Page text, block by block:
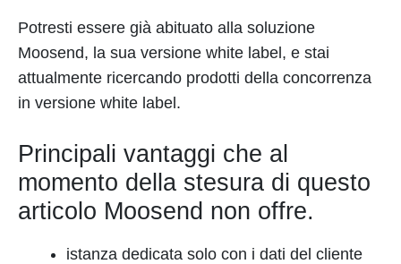
Potresti essere già abituato alla soluzione
Moosend, la sua versione white label, e stai
attualmente ricercando prodotti della concorrenza
in versione white label.
Principali vantaggi che al
momento della stesura di questo
articolo Moosend non offre.
istanza dedicata solo con i dati del cliente